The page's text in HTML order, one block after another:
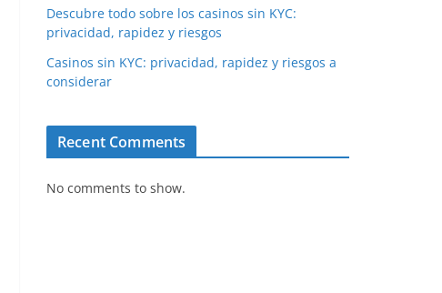
Descubre todo sobre los casinos sin KYC:
privacidad, rapidez y riesgos
Casinos sin KYC: privacidad, rapidez y riesgos a
considerar
Recent Comments
No comments to show.